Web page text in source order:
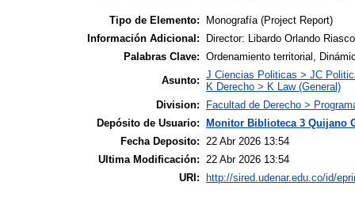
Tipo de Elemento:
Monografía (Project Report)
Información Adicional:
Director: Libardo Orlando
Palabras Clave: Ordenamiento territorial,
Asunto: J Ciencias Politicas > JC
K Derecho > K Law (General)
Division:
Facultad de Derecho >
Depósito de Usuario: Monitor Biblioteca 3 Quijano
Fecha Deposito:
22 Abr 2026 13:54
Ultima Modificación:
22 Abr 2026 13:54
URI: http://sired.udenar.edu.co/id/